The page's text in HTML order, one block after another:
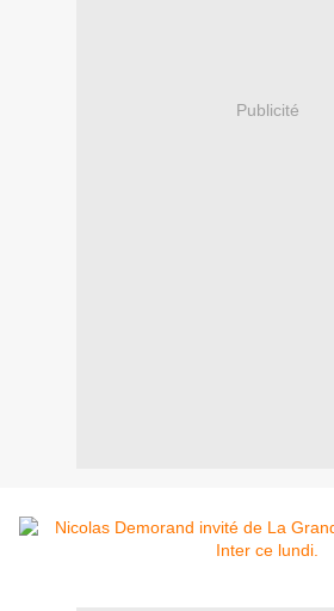
Publicité